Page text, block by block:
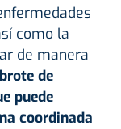
como la
de manera
de
puede
coordinada